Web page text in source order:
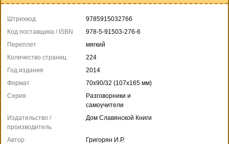
Штрихкод
9785915032766
Код поставщика / ISBN
978-5-91503-276-6
Переплет
мягкий
Количество страниц
224
Год издания
2014
Формат
70x90/32 (107x165 мм)
Серия
Разговорники и
самоучители
Издательство /
производитель
Дом Славянской Книги
Автор
Григорян И.Р.